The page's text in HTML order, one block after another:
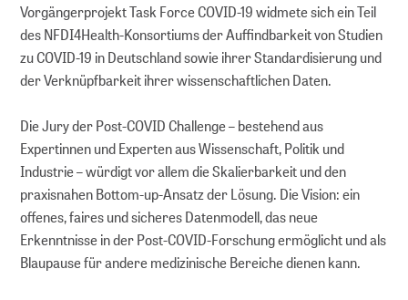
Vorgängerprojekt Task Force COVID-19 widmete sich ein Teil
des NFDI4Health-Konsortiums der Auffindbarkeit von Studien
zu COVID-19 in Deutschland sowie ihrer Standardisierung und
der Verknüpfbarkeit ihrer wissenschaftlichen Daten.
Die Jury der Post-COVID Challenge – bestehend aus
Expertinnen und Experten aus Wissenschaft, Politik und
Industrie – würdigt vor allem die Skalierbarkeit und den
praxisnahen Bottom-up-Ansatz der Lösung. Die Vision: ein
offenes, faires und sicheres Datenmodell, das neue
Erkenntnisse in der Post-COVID-Forschung ermöglicht und als
Blaupause für andere medizinische Bereiche dienen kann.